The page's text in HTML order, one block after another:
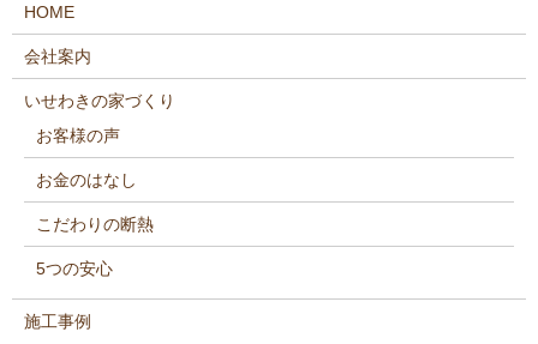
HOME
会社案内
いせわきの家づくり
お客様の声
お金のはなし
こだわりの断熱
5つの安心
施工事例